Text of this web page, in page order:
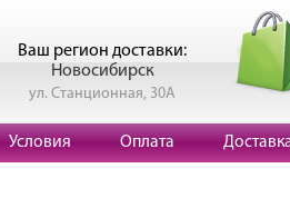
Ваш регион доставки:
Новосибирск
ул. Станционная, 30А
Условия Оплата